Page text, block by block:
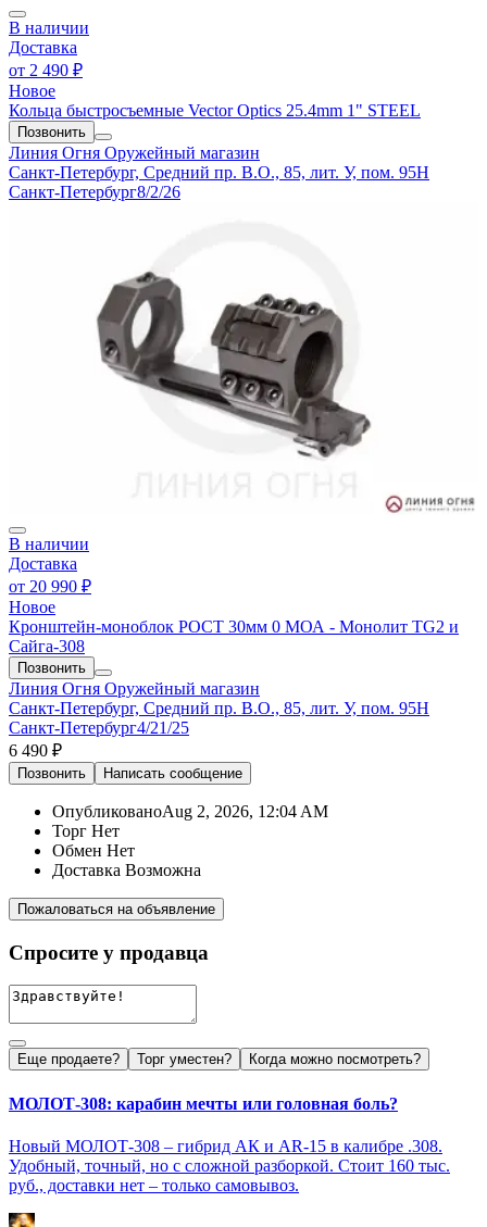
В наличии
Доставка
от 2 490 ₽
Новое
Кольца быстросъемные Vector Optics 25.4mm 1" STEEL
Позвонить
Линия Огня Оружейный магазин
Санкт-Петербург, Средний пр. В.О., 85, лит. У, пом. 95Н
Санкт-Петербург8/2/26
В наличии
Доставка
от 20 990 ₽
Новое
Кронштейн-моноблок РОСТ 30мм 0 МОА - Монолит TG2 и
Сайга-308
Позвонить
Линия Огня Оружейный магазин
Санкт-Петербург, Средний пр. В.О., 85, лит. У, пом. 95Н
Санкт-Петербург4/21/25
6 490 ₽
Позвонить Написать сообщение
ОпубликованоAug 2, 2026, 12:04 AM
Торг Нет
Обмен Нет
Доставка Возможна
Пожаловаться на объявление
Спросите у продавца
Еще продаете? Торг уместен? Когда можно посмотреть?
МОЛОТ-308: карабин мечты или головная боль?
Новый МОЛОТ-308 – гибрид АК и AR-15 в калибре .308.
Удобный, точный, но с сложной разборкой. Стоит 160 тыс.
руб., доставки нет – только самовывоз.